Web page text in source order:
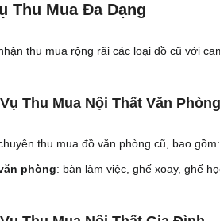
Thu Mua Đa Dạng
thu mua rộng rãi các loại đồ cũ với
Thu Mua Nội Thất Văn Phòng
thu mua đồ văn phòng cũ, bao gồm:
phòng: bàn làm việc, ghế xoay, ghế